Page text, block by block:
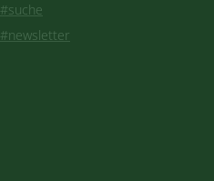
#suche
#newsletter